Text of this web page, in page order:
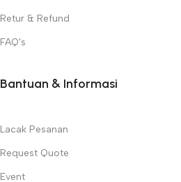
Retur & Refund
FAQ's
Bantuan & Informasi
Lacak Pesanan
Request Quote
Event